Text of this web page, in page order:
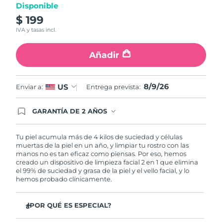
de
valoración.
Read
12
Reviews.
Enlace
en
la
misma
página.
Disponible
$ 199
IVA y tasas incl.
Añadir
Enviar a: US Entrega prevista: 8/9/26
GARANTÍA DE 2 AÑOS
de tener algún problema durante los 2 años
posteriores a tu compra, FOREO te remplazará el
producto sin cargo alguno.
Tu piel acumula más de 4 kilos de suciedad y células
muertas de la piel en un año, y limpiar tu rostro con las
manos no es tan eficaz como piensas. Por eso, hemos
creado un dispositivo de limpieza facial 2 en 1 que elimina
el 99% de suciedad y grasa de la piel y el vello facial, y lo
hemos probado clínicamente.
¿POR QUÉ ES ESPECIAL?
Turquía
Emiratos Árabes
Unidos
10/8/26
Reino Unido Entrega prevista9/8/26
Estados Unidos Entrega prevista10/8/26
Uzbekistán Entrega prevista14/8/26
Vietnam Entrega prevista15/8/26